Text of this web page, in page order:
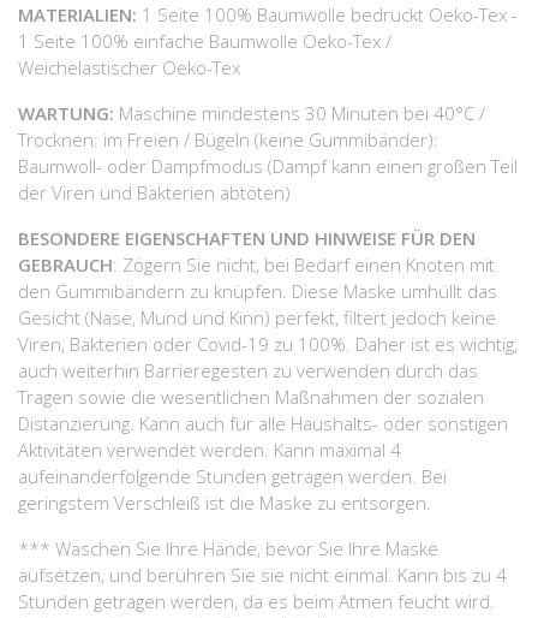
MATERIALIEN: 1 Seite 100% Baumwolle bedruckt Oeko-Tex -
1 Seite 100% einfache Baumwolle Oeko-Tex /
Weichelastischer Oeko-Tex
WARTUNG: Maschine mindestens 30 Minuten bei 40°C /
Trocknen: im Freien / Bügeln (keine Gummibänder):
Baumwoll- oder Dampfmodus (Dampf kann einen großen Teil
der Viren und Bakterien abtöten)
BESONDERE EIGENSCHAFTEN UND HINWEISE FÜR DEN
GEBRAUCH: Zögern Sie nicht, bei Bedarf einen Knoten mit
den Gummibändern zu knüpfen. Diese Maske umhüllt das
Gesicht (Nase, Mund und Kinn) perfekt, filtert jedoch keine
Viren, Bakterien oder Covid-19 zu 100%. Daher ist es wichtig,
auch weiterhin Barrieregesten zu verwenden durch das
Tragen sowie die wesentlichen Maßnahmen der sozialen
Distanzierung. Kann auch für alle Haushalts- oder sonstigen
Aktivitäten verwendet werden. Kann maximal 4
aufeinanderfolgende Stunden getragen werden. Bei
geringstem Verschleiß ist die Maske zu entsorgen.
*** Waschen Sie Ihre Hände, bevor Sie Ihre Maske
aufsetzen, und berühren Sie sie nicht einmal. Kann bis zu 4
Stunden getragen werden, da es beim Atmen feucht wird.